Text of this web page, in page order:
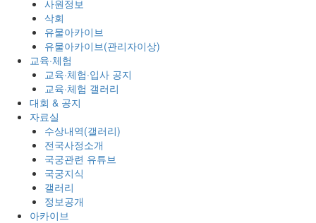
사원정보
삭회
유물아카이브
유물아카이브(관리자이상)
교육·체험
교육·체험·입사 공지
교육·체험 갤러리
대회 & 공지
자료실
수상내역(갤러리)
전국사정소개
국궁관련 유튜브
국궁지식
갤러리
정보공개
아카이브